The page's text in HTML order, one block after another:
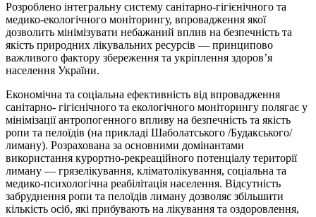
Розроблено інтегральну систему санітарно-гігієнічного та
медико-екологічного моніторингу, впровадження якої
дозволить мінімізувати небажаний вплив на безпечність та
якість природних лікувальних ресурсів — принципово
важливого фактору збереження та укріплення здоров’я
населення України.
Економічна та соціальна ефективність від впровадження
санітарно- гігієнічного та екологічного моніторингу полягає у
мінімізації антропогенного впливу на безпечність та якість
ропи та пелоїдів (на прикладі Шаболатського /Будакського/
лиману). Розрахована за основними домінантами
використання курортно-рекреаційного потенціалу території
лиману — грязелікування, кліматолікування, соціальна та
медико-психологічна реабілітація населення. Відсутність
забруднення ропи та пелоїдів лиману дозволяє збільшити
кількість осіб, які прибувають на лікування та оздоровлення,